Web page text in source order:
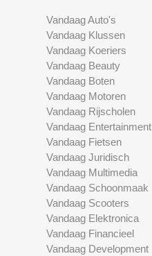
Vandaag Auto's
Vandaag Klussen
Vandaag Koeriers
Vandaag Beauty
Vandaag Boten
Vandaag Motoren
Vandaag Rijscholen
Vandaag Entertainment
Vandaag Fietsen
Vandaag Juridisch
Vandaag Multimedia
Vandaag Schoonmaak
Vandaag Scooters
Vandaag Elektronica
Vandaag Financieel
Vandaag Development